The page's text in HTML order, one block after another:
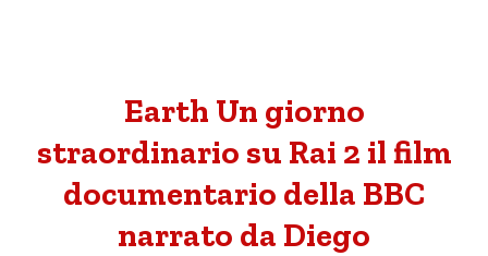
Earth Un giorno
straordinario su Rai 2 il film
documentario della BBC
narrato da Diego